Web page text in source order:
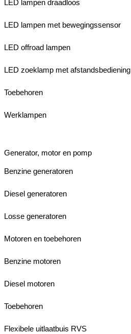
LED lampen draadloos
LED lampen met bewegingssensor
LED offroad lampen
LED zoeklamp met afstandsbediening
Toebehoren
Werklampen
Generator, motor en pomp
Benzine generatoren
Diesel generatoren
Losse generatoren
Motoren en toebehoren
Benzine motoren
Diesel motoren
Toebehoren
Flexibele uitlaatbuis RVS